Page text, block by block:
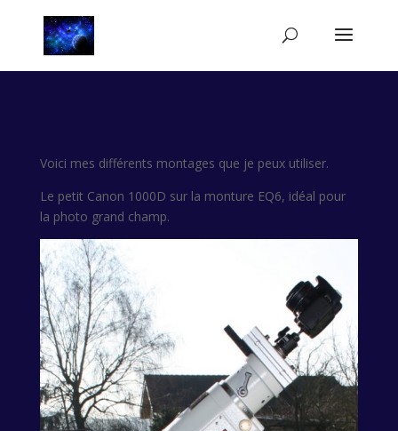
Voici mes différents montages que je peux utiliser.
Le petit Canon 1000D sur la monture EQ6, idéal pour
la photo grand champ.